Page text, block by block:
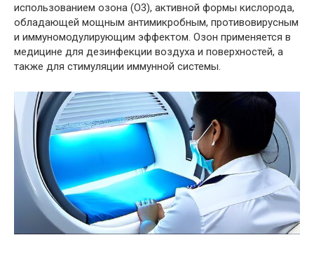
использованием озона (O3), активной формы кислорода,
обладающей мощным антимикробным, противовирусным
и иммуномодулирующим эффектом. Озон применяется в
медицине для дезинфекции воздуха и поверхностей, а
также для стимуляции иммунной системы.